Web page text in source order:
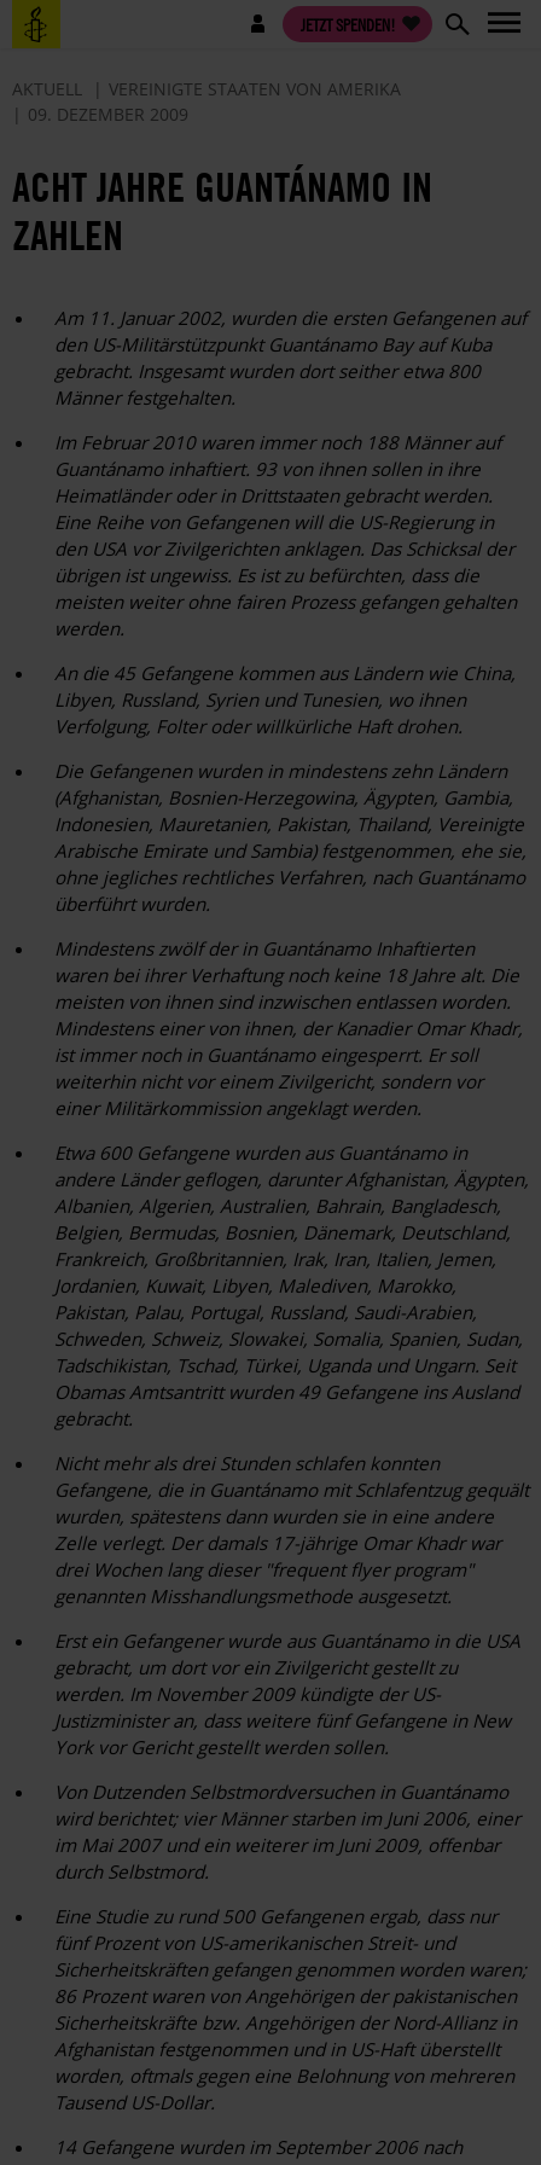
Direkt
zum
Benutzermenü JETZT SPENDEN!
AKTUELL
VEREINIGTE STAATEN VON AMERIKA
09. DEZEMBER 2009
ACHT JAHRE GUANTÁNAMO IN
ZAHLEN
Am 11. Januar 2002, wurden die ersten Gefangenen auf
den US-Militärstützpunkt Guantánamo Bay auf Kuba
gebracht. Insgesamt wurden dort seither etwa 800
Männer festgehalten.
Im Februar 2010 waren immer noch 188Männer auf
Guantánamo inhaftiert. 93von ihnen sollen in ihre
Heimatländer oder in Drittstaaten gebracht werden.
Eine Reihe von Gefangenen will die US-Regierung in
den USA vor Zivilgerichten anklagen. Das Schicksal der
übrigen ist ungewiss. Es ist zu befürchten, dass die
meisten weiter ohne fairen Prozess gefangen gehalten
werden.
An die 45Gefangene kommen aus Ländern wie China,
Libyen, Russland, Syrien und Tunesien, wo ihnen
Verfolgung, Folter oder willkürliche Haft drohen.
Die Gefangenen wurden in mindestens zehnLändern
(Afghanistan, Bosnien-Herzegowina, Ägypten, Gambia,
Indonesien, Mauretanien, Pakistan, Thailand, Vereinigte
Arabische Emirate und Sambia) festgenommen, ehe sie,
ohne jegliches rechtliches Verfahren, nach Guantánamo
überführt wurden.
Mindestens zwölfder in Guantánamo Inhaftierten
waren bei ihrer Verhaftung noch keine 18 Jahre alt. Die
meisten von ihnen sind inzwischen entlassen worden.
Mindestens einer von ihnen, der Kanadier Omar Khadr,
ist immer noch in Guantánamo eingesperrt. Er soll
weiterhin nicht vor einem Zivilgericht, sondern vor
einer Militärkommission angeklagt werden.
Etwa 600Gefangene wurden aus Guantánamo in
andere Länder geflogen, darunter Afghanistan, Ägypten,
Albanien, Algerien, Australien, Bahrain, Bangladesch,
Belgien, Bermudas, Bosnien, Dänemark, Deutschland,
Frankreich, Großbritannien, Irak, Iran, Italien, Jemen,
Jordanien, Kuwait, Libyen, Malediven, Marokko,
Pakistan, Palau, Portugal, Russland, Saudi-Arabien,
Schweden, Schweiz, Slowakei, Somalia, Spanien, Sudan,
Tadschikistan, Tschad, Türkei, Uganda und Ungarn. Seit
Obamas Amtsantritt wurden 49 Gefangene ins Ausland
gebracht.
Nicht mehr als dreiStunden schlafen konnten
Gefangene, die in Guantánamo mit Schlafentzug gequält
wurden, spätestens dann wurden sie in eine andere
Zelle verlegt. Der damals 17-jährige Omar Khadr war
dreiWochen lang dieser "frequent flyer program"
genannten Misshandlungsmethode ausgesetzt.
Erst einGefangener wurde aus Guantánamo in die USA
gebracht, um dort vor ein Zivilgericht gestellt zu
werden. Im November 2009 kündigte der US-
Justizminister an, dass weitere fünfGefangene in New
York vor Gericht gestellt werden sollen.
Von DutzendenSelbstmordversuchen in Guantánamo
wird berichtet; vierMänner starben im Juni 2006, einer
im Mai 2007 und einweiterer im Juni 2009, offenbar
durch Selbstmord.
Eine Studie zu rund500Gefangenen ergab, dass nur
fünfProzent von US-amerikanischen Streit- und
Sicherheitskräften gefangen genommen worden waren;
86Prozent waren von Angehörigen der pakistanischen
Sicherheitskräfte bzw. Angehörigen der Nord-Allianz in
Afghanistan festgenommen und in US-Haft überstellt
worden, oftmals gegen eine Belohnung von mehreren
Tausend US-Dollar.
14 Gefangene wurden im September 2006 nach